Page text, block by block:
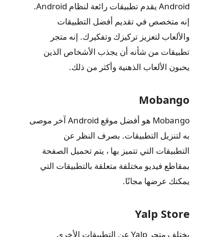
Android يقدم تطبيقات رائعة لنظام Android.
إنه متخصص في تقديم أفضل التطبيقات
والألعاب لتعزيز تركيزك وتفكيرك. إنه متجر
تطبيقات من شأنه أن يجذب الأشخاص الذين
يحبون الألعاب الذهنية وأكثر من ذلك.
Mobango
Mobango هو أفضل موقع Android آخر موصى
به لتنزيل التطبيقات. بصرف النظر عن
التطبيقات التي تتميز بها ، يتم تحميل الصفحة
بمقاطع فيديو مختلفة متعلقة بالتطبيقات التي
يمكنك عرضها مجانًا.
Yalp Store
يختلف متجر Yalp عن التطبيقات الأخرى